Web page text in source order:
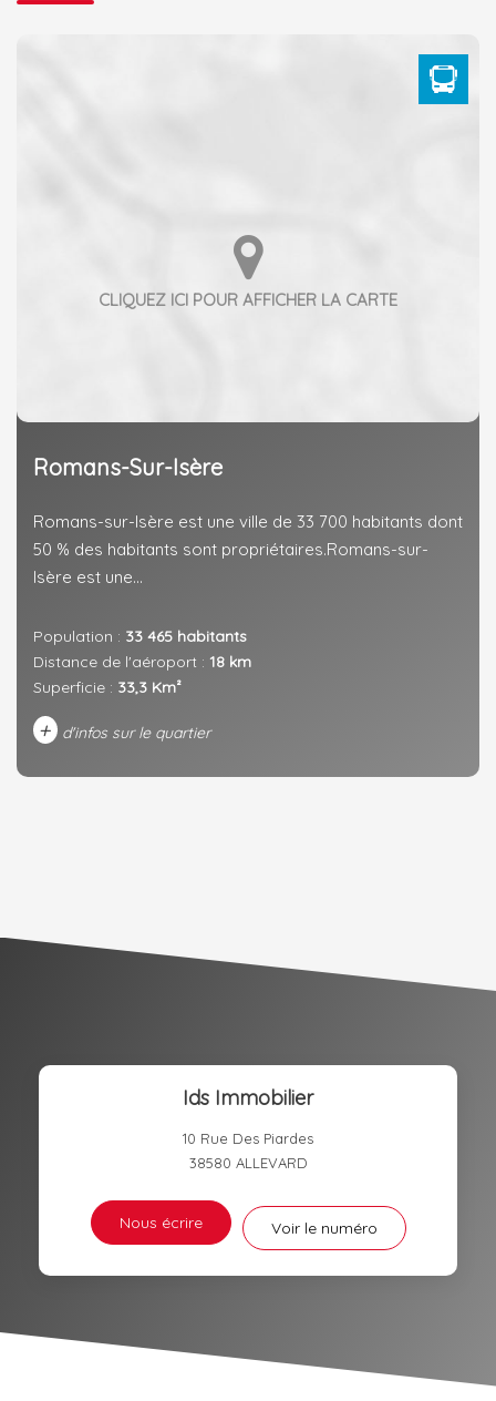
Romans-Sur-Isère
Romans-sur-Isère est une ville de 33 700 habitants dont
50 % des habitants sont propriétaires.Romans-sur-
Isère est une...
Population : 33 465 habitants
Distance de l'aéroport : 18 km
Superficie : 33,3 Km²
+ d'infos sur le quartier
PART DES MÉNAGES SANS
ECOLES ET CRÈCHES
Ids Immobilier
10 Rue Des Piardes
38580 ALLEVARD
Nous écrire Voir le numéro